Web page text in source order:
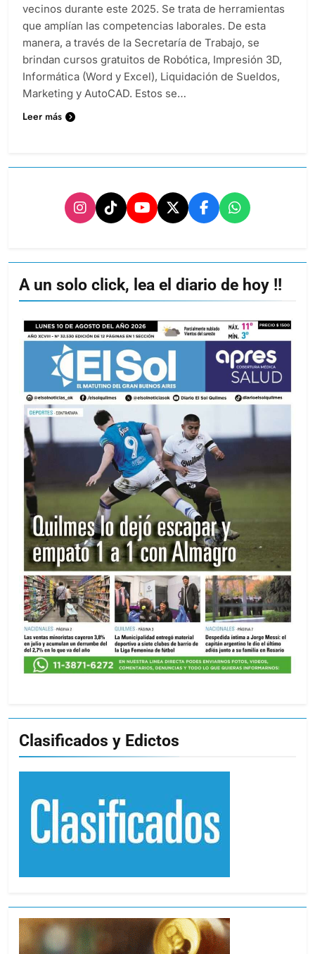
vecinos durante este 2025. Se trata de herramientas
que amplían las competencias laborales. De esta
manera, a través de la Secretaría de Trabajo, se
brindan cursos gratuitos de Robótica, Impresión 3D,
Informática (Word y Excel), Liquidación de Sueldos,
Marketing y AutoCAD. Estos se…
Leer más
A un solo click, lea el diario de hoy !!
Clasificados y Edictos